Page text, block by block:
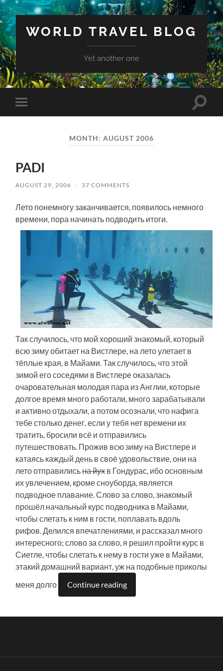
WORLD TRAVEL BLOG
Yet another one
Toggle
mobile
Toggle
MONTH: AUGUST 2006
PADI
AUGUST 29, 2006 / 37 COMMENTS
Лето понемногу заканчивается, появилось немного
времени, пора начинать подводить итоги.
Так случилось, что мой хороший знакомый, который
всю зиму обитает на Вистлере, на лето улетает в
тёплые края, в Майами. Так случилось, что этой
зимой его соседями в Вистлере оказалась
очаровательная молодая пара из Англии, которые
долгое время много работали, много зарабатывали
и активно отдыхали, а потом осознали, что нафига
тебе столько денег, если у тебя нет времени их
тратить, бросили всё и отправились
путешествовать. Прожив всю зиму на Вистлере и
катаясь каждый день в своё удовольствие, они на
лето отправилисьна йухв Гондурас, ибо основным
их увлечением, кроме сноуборда, является
подводное плавание. Слово за слово, знакомый
прошёл начальный курс подводника в Майами,
чтобы слетать к ним в гости, поплавать вдоль
рифов. Делился впечатлениями, и рассказал много
интересного; слово за слово, я решил пройти курс в
Сиетле, чтобы слетать к нему в гости уже в Майами,
этакий домашний вариант, уж на подобные приколы
меня долго
Continue reading